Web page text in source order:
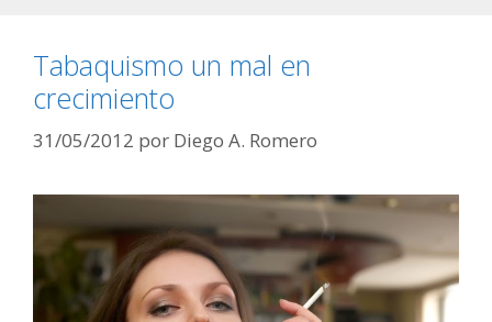
Tabaquismo un mal en
crecimiento
31/05/2012 por Diego A. Romero